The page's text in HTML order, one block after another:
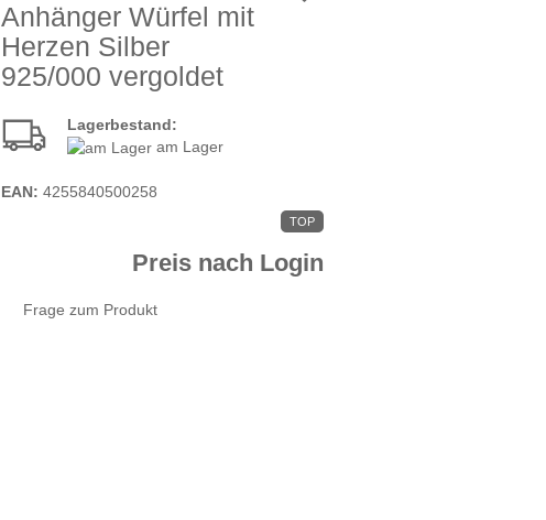
Anhänger Würfel mit
Herzen Silber
925/000 vergoldet
Lagerbestand:
am Lager
EAN: 4255840500258
TOP
Preis nach Login
Frage zum Produkt